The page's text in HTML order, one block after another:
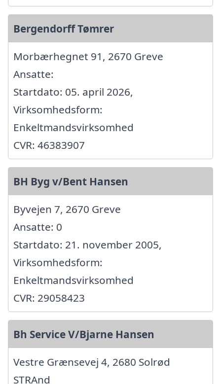
Bergendorff Tømrer
Morbærhegnet 91, 2670 Greve
Ansatte:
Startdato: 05. april 2026,
Virksomhedsform:
Enkeltmandsvirksomhed
CVR: 46383907
BH Byg v/Bent Hansen
Byvejen 7, 2670 Greve
Ansatte: 0
Startdato: 21. november 2005,
Virksomhedsform:
Enkeltmandsvirksomhed
CVR: 29058423
Bh Service V/Bjarne Hansen
Vestre Grænsevej 4, 2680 Solrød
STRAnd